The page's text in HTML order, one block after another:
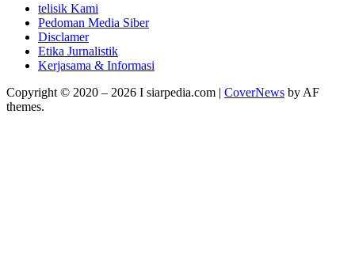
telisik Kami
Pedoman Media Siber
Disclamer
Etika Jurnalistik
Kerjasama & Informasi
Copyright © 2020 – 2026 I siarpedia.com | CoverNews by AF
themes.